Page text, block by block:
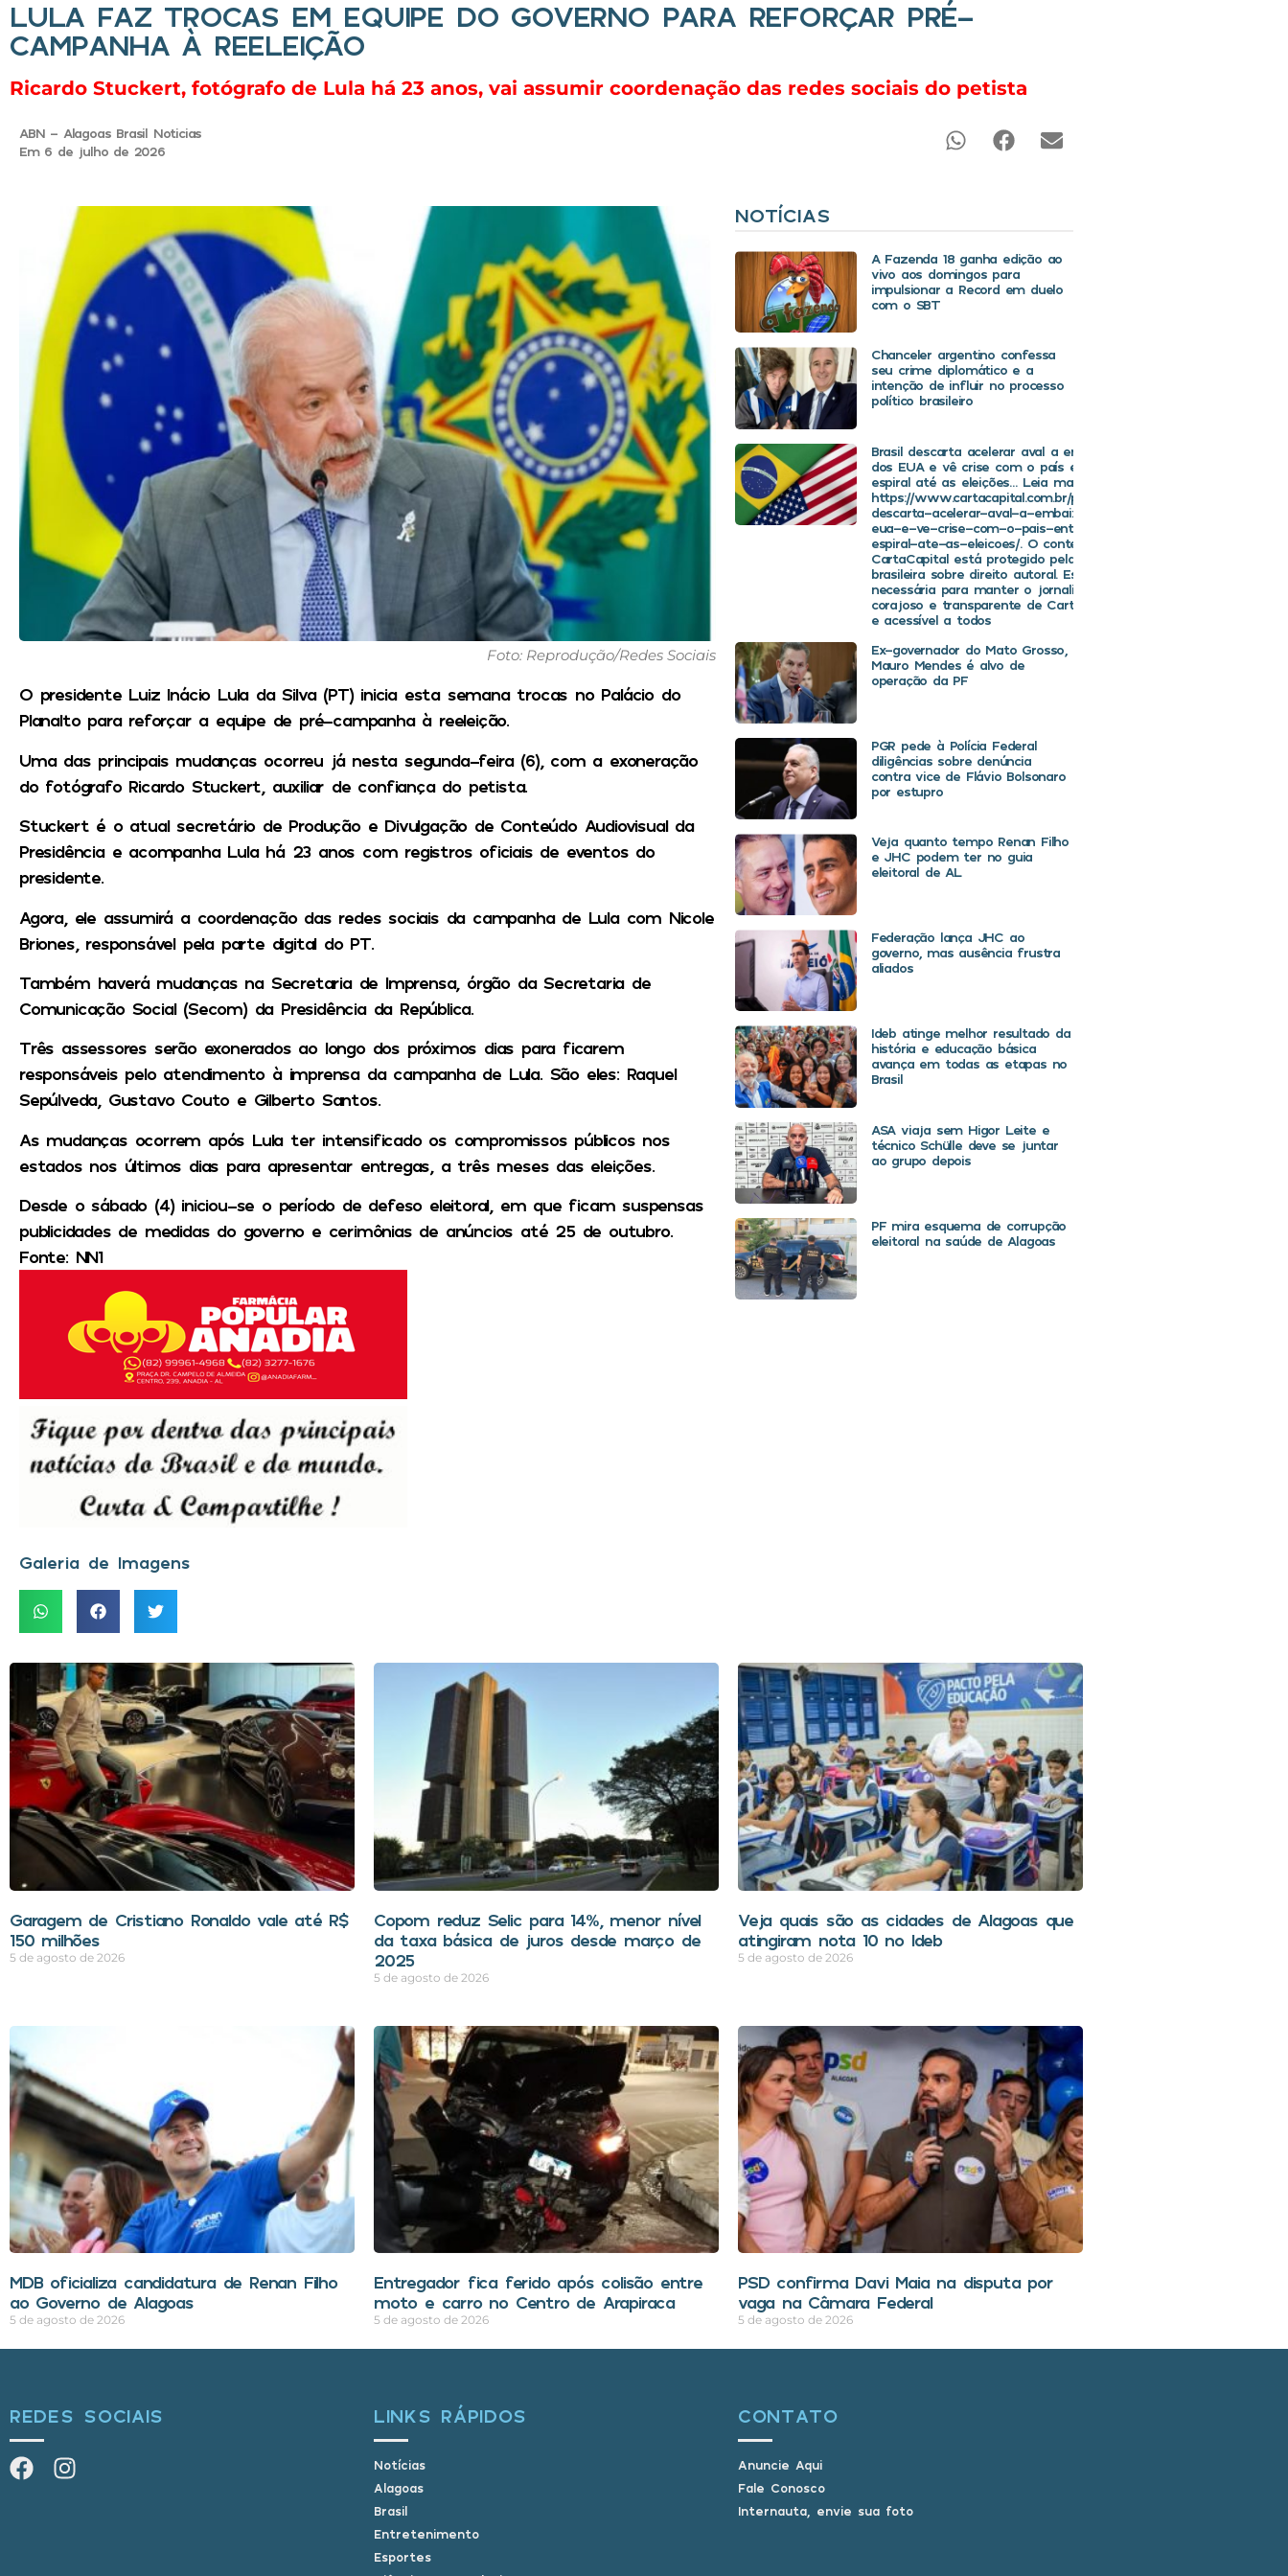
LULA FAZ TROCAS EM EQUIPE DO GOVERNO PARA REFORÇAR PRÉ-
CAMPANHA À REELEIÇÃO
Ricardo Stuckert, fotógrafo de Lula há 23 anos, vai assumir coordenação das redes sociais do petista
ABN - Alagoas Brasil Noticias
Em 6 de julho de 2026
Foto: Reprodução/Redes Sociais
O presidente Luiz Inácio Lula da Silva (PT) inicia esta semana trocas no Palácio do
Planalto para reforçar a equipe de pré-campanha à reeleição.
Uma das principais mudanças ocorreu já nesta segunda-feira (6), com a exoneração
do fotógrafo Ricardo Stuckert, auxiliar de confiança do petista.
Stuckert é o atual secretário de Produção e Divulgação de Conteúdo Audiovisual da
Presidência e acompanha Lula há 23 anos com registros oficiais de eventos do
presidente.
Agora, ele assumirá a coordenação das redes sociais da campanha de Lula com Nicole
Briones, responsável pela parte digital do PT.
Também haverá mudanças na Secretaria de Imprensa, órgão da Secretaria de
Comunicação Social (Secom) da Presidência da República.
Três assessores serão exonerados ao longo dos próximos dias para ficarem
responsáveis pelo atendimento à imprensa da campanha de Lula. São eles: Raquel
Sepúlveda, Gustavo Couto e Gilberto Santos.
As mudanças ocorrem após Lula ter intensificado os compromissos públicos nos
estados nos últimos dias para apresentar entregas, a três meses das eleições.
Desde o sábado (4) iniciou-se o período de defeso eleitoral, em que ficam suspensas
publicidades de medidas do governo e cerimônias de anúncios até 25 de outubro.
Fonte: NN1
Galeria de Imagens
NOTÍCIAS
A Fazenda 18 ganha edição ao
vivo aos domingos para
impulsionar a Record em duelo
com o SBT
Chanceler argentino confessa
seu crime diplomático e a
intenção de influir no processo
político brasileiro
Brasil descarta acelerar aval a embaixador
dos EUA e vê crise com o país entrar em
espiral até as eleições… Leia mais em
https://www.cartacapital.com.br/politica/brasil-
descarta-acelerar-aval-a-embaixador-dos-
eua-e-ve-crise-com-o-pais-entrar-em-
espiral-ate-as-eleicoes/. O conteúdo de
CartaCapital está protegido pela legislação
brasileira sobre direito autoral. Essa defesa é
necessária para manter o jornalismo
corajoso e transparente de CartaCapital vivo
e acessível a todos
Ex-governador do Mato Grosso,
Mauro Mendes é alvo de
operação da PF
PGR pede à Polícia Federal
diligências sobre denúncia
contra vice de Flávio Bolsonaro
por estupro
Veja quanto tempo Renan Filho
e JHC podem ter no guia
eleitoral de AL
Federação lança JHC ao
governo, mas ausência frustra
aliados
Ideb atinge melhor resultado da
história e educação básica
avança em todas as etapas no
Brasil
ASA viaja sem Higor Leite e
técnico Schülle deve se juntar
ao grupo depois
PF mira esquema de corrupção
eleitoral na saúde de Alagoas
Garagem de Cristiano Ronaldo vale até R$
150 milhões
5 de agosto de 2026
Copom reduz Selic para 14%, menor nível
da taxa básica de juros desde março de
2025
5 de agosto de 2026
Veja quais são as cidades de Alagoas que
atingiram nota 10 no Ideb
5 de agosto de 2026
MDB oficializa candidatura de Renan Filho
ao Governo de Alagoas
5 de agosto de 2026
Entregador fica ferido após colisão entre
moto e carro no Centro de Arapiraca
5 de agosto de 2026
PSD confirma Davi Maia na disputa por
vaga na Câmara Federal
5 de agosto de 2026
REDES SOCIAIS LINKS RÁPIDOS
Notícias
Alagoas
Brasil
Entretenimento
Esportes
CONTATO
Anuncie Aqui
Fale Conosco
Internauta, envie sua foto